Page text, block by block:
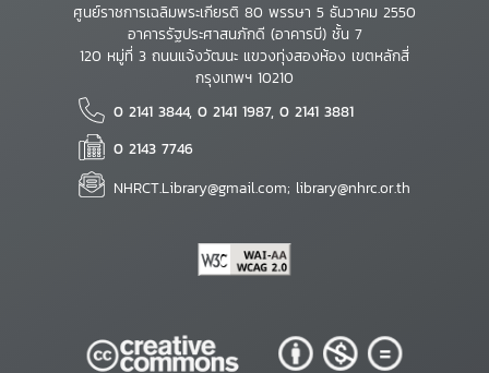
ศูนย์ราชการเฉลิมพระเกียรติ 80 พรรษา 5 ธันวาคม 2550
อาคารรัฐประศาสนภักดี (อาคารบี) ชั้น 7
120 หมู่ที่ 3 ถนนแจ้งวัฒนะ แขวงทุ่งสองห้อง เขตหลักสี่
กรุงเทพฯ 10210
0 2141 3844, 0 2141 1987, 0 2141 3881
0 2143 7746
NHRCT.Library@gmail.com; library@nhrc.or.th